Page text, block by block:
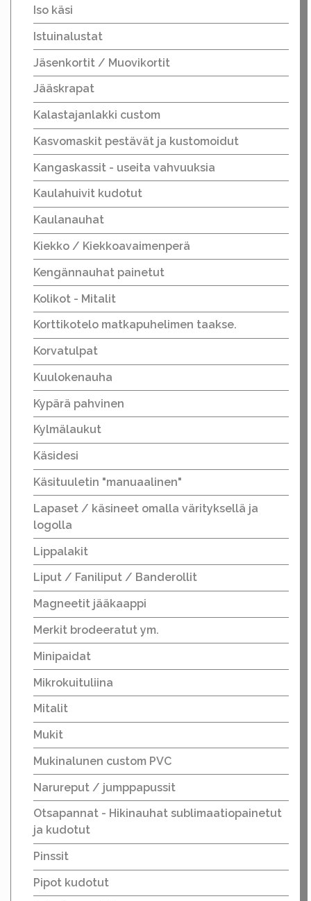
Iso käsi
Istuinalustat
Jäsenkortit / Muovikortit
Jääskrapat
Kalastajanlakki custom
Kasvomaskit pestävät ja kustomoidut
Kangaskassit - useita vahvuuksia
Kaulahuivit kudotut
Kaulanauhat
Kiekko / Kiekkoavaimenperä
Kengännauhat painetut
Kolikot - Mitalit
Korttikotelo matkapuhelimen taakse.
Korvatulpat
Kuulokenauha
Kypärä pahvinen
Kylmälaukut
Käsidesi
Käsituuletin "manuaalinen"
Lapaset / käsineet omalla värityksellä ja
logolla
Lippalakit
Liput / Faniliput / Banderollit
Magneetit jääkaappi
Merkit brodeeratut ym.
Minipaidat
Mikrokuituliina
Mitalit
Mukit
Mukinalunen custom PVC
Narureput / jumppapussit
Otsapannat - Hikinauhat sublimaatiopainetut
ja kudotut
Pinssit
Pipot kudotut